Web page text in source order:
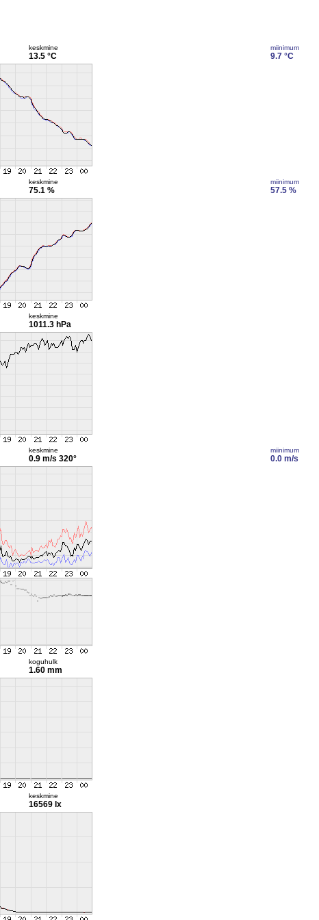
keskmine
13.5 °C
miinimum
9.7 °C
keskmine
75.1 %
miinimum
57.5 %
keskmine
1011.3 hPa
keskmine
0.9 m/s 320°
miinimum
0.0 m/s
koguhulk
1.60 mm
keskmine
16569 lx